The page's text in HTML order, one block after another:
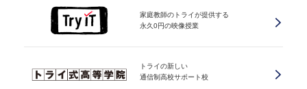
家庭教師のトライが提供する
永久0円の映像授業
トライの新しい
通信制高校サポート校